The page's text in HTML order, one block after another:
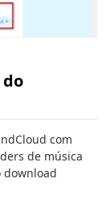
com
de música
download